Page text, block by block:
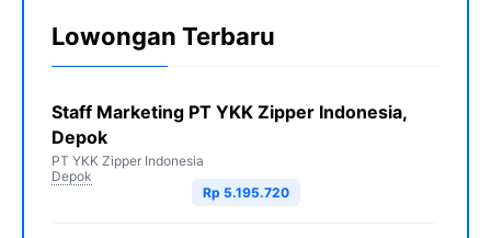
Lowongan Terbaru
Staff Marketing PT YKK Zipper Indonesia,
Depok
PT YKK Zipper Indonesia
Depok
Rp 5.195.720